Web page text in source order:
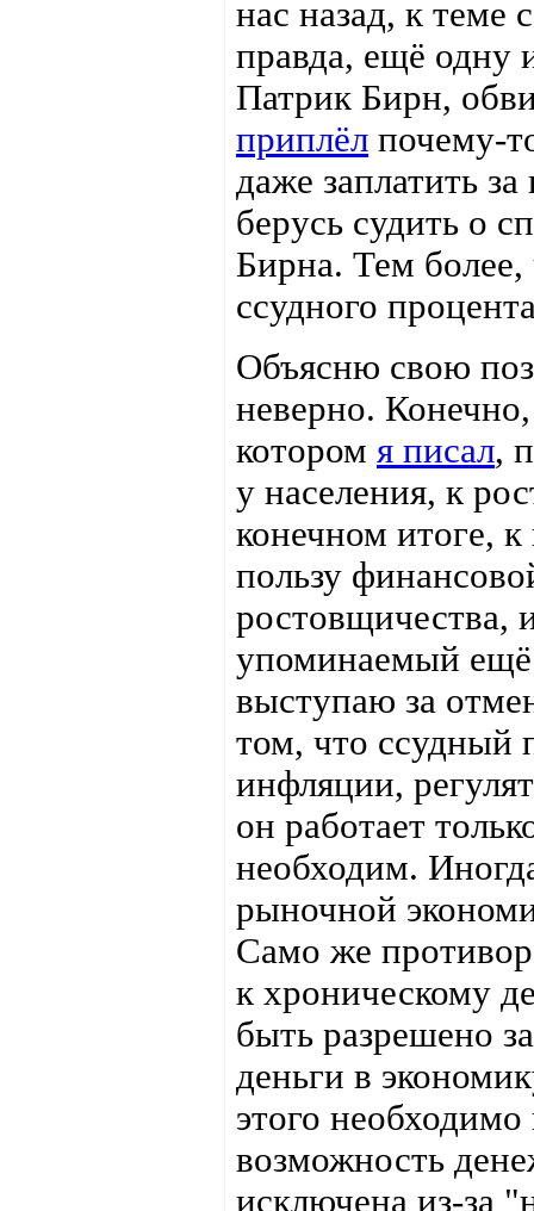
нас назад, к теме
правда, ещё одну
Патрик Бирн,
приплёл почему-
даже заплатить
берусь судить о
Бирна. Тем более,
ссудного
Объясню свою
неверно.
котором я писал,
у населения, к
конечном итоге,
пользу
ростовщичества,
упоминаемый ещё
выступаю за
том, что ссудный
инфляции,
он работает
необходим.
рыночной
Само же
к хроническому
быть разрешено
деньги в
этого необходимо
возможность
исключена из-за